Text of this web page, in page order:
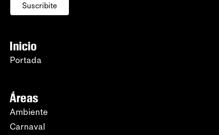
Suscribite
Inicio
Portada
Áreas
Ambiente
Carnaval